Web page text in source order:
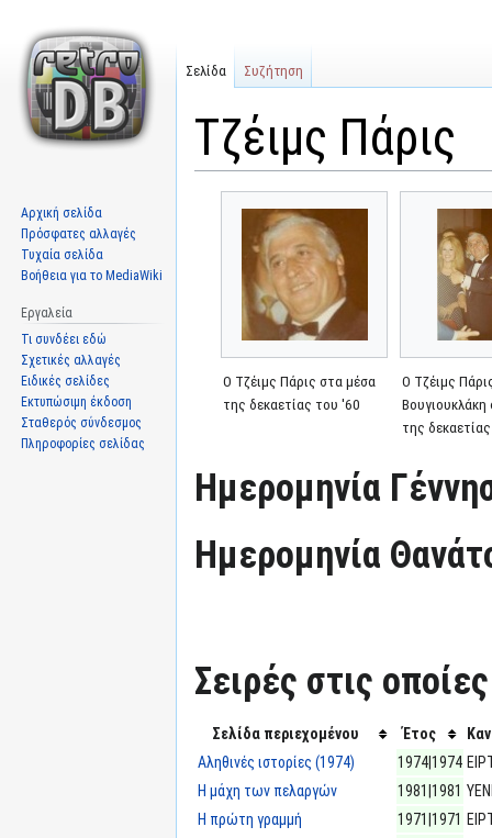
Τζέιμς Πάρις
πλοήγηση
αναζήτηση
Ο Τζέιμς Πάρις στα μέσα
της δεκαετίας του '60
Ο Τζέιμς
της
Ημερομηνία
Ημερομηνία
Σειρές στις
Σελίδα περιεχομένου Έτος
Αληθινές ιστορίες (1974)
1974|1974
Η μάχη των πελαργών
1981|1981
Η πρώτη γραμμή
1971|1971
Σελίδα Συζήτηση
Αρχική σελίδα
Πρόσφατες αλλαγές
Τυχαία σελίδα
Βοήθεια για το MediaWiki
Εργαλεία
Τι συνδέει εδώ
Σχετικές αλλαγές
Ειδικές σελίδες
Εκτυπώσιμη έκδοση
Σταθερός σύνδεσμος
Πληροφορίες σελίδας